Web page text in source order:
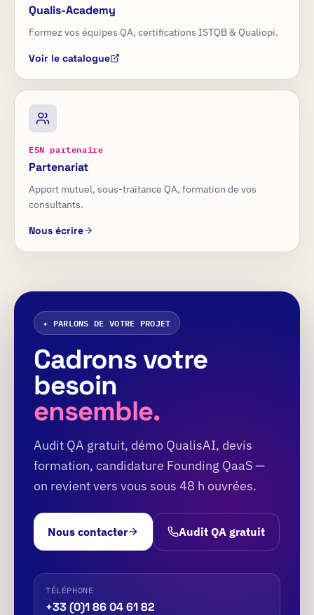
Qualis-Academy
Formez vos équipes QA, certifications ISTQB & Qualiopi.
Voir le catalogue
ESN partenaire
Partenariat
Apport mutuel, sous-traitance QA, formation de vos
consultants.
Nous écrire
✦ PARLONS DE VOTRE PROJET
Cadrons votre
besoin
ensemble.
Audit QA gratuit, démo QualisAI, devis
formation, candidature Founding QaaS —
on revient vers vous sous 48 h ouvrées.
Nous contacter Audit QA gratuit
TÉLÉPHONE
+33 (0)1 86 04 61 82